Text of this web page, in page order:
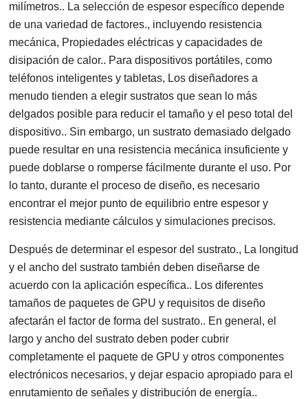
milímetros.. La selección de espesor específico depende
de una variedad de factores., incluyendo resistencia
mecánica, Propiedades eléctricas y capacidades de
disipación de calor.. Para dispositivos portátiles, como
teléfonos inteligentes y tabletas, Los diseñadores a
menudo tienden a elegir sustratos que sean lo más
delgados posible para reducir el tamaño y el peso total del
dispositivo.. Sin embargo, un sustrato demasiado delgado
puede resultar en una resistencia mecánica insuficiente y
puede doblarse o romperse fácilmente durante el uso. Por
lo tanto, durante el proceso de diseño, es necesario
encontrar el mejor punto de equilibrio entre espesor y
resistencia mediante cálculos y simulaciones precisos.
Después de determinar el espesor del sustrato., La longitud
y el ancho del sustrato también deben diseñarse de
acuerdo con la aplicación específica.. Los diferentes
tamaños de paquetes de GPU y requisitos de diseño
afectarán el factor de forma del sustrato.. En general, el
largo y ancho del sustrato deben poder cubrir
completamente el paquete de GPU y otros componentes
electrónicos necesarios, y dejar espacio apropiado para el
enrutamiento de señales y distribución de energía..